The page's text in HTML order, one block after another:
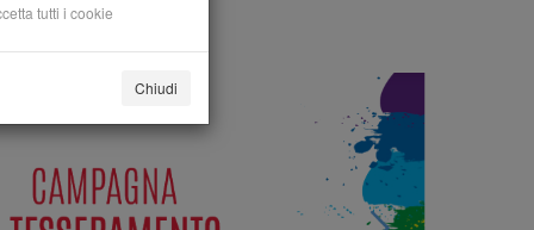
tutti i cookie
Chiudi